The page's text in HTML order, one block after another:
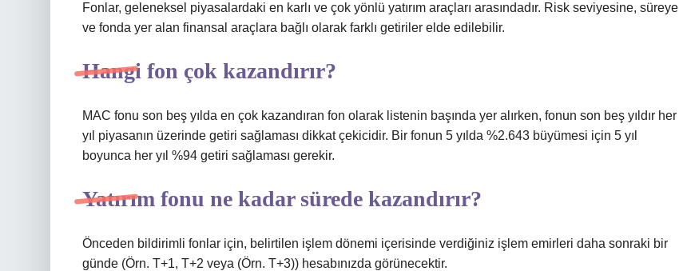
Fonlar, geleneksel piyasalardaki en karlı ve çok yönlü yatırım araçları arasındadır. Risk seviyesine, süreye
ve fonda yer alan finansal araçlara bağlı olarak farklı getiriler elde edilebilir.
Hangi fon çok kazandırır?
MAC fonu son beş yılda en çok kazandıran fon olarak listenin başında yer alırken, fonun son beş yıldır her
yıl piyasanın üzerinde getiri sağlaması dikkat çekicidir. Bir fonun 5 yılda %2.643 büyümesi için 5 yıl
boyunca her yıl %94 getiri sağlaması gerekir.
Yatırım fonu ne kadar sürede kazandırır?
Önceden bildirimli fonlar için, belirtilen işlem dönemi içerisinde verdiğiniz işlem emirleri daha sonraki bir
günde (Örn. T+1, T+2 veya (Örn. T+3)) hesabınızda görünecektir.